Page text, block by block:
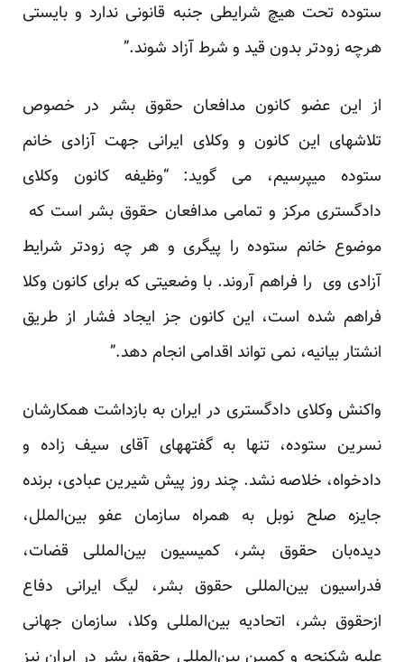
ستوده تحت هیچ شرایطی جنبه قانونی ندارد و بایستی
هرچه زودتر بدون قید و شرط آزاد شوند.”
از این عضو کانون مدافعان حقوق بشر در خصوص
تلاشهای این کانون و وکلای ایرانی جهت آزادی خانم
ستوده می­پرسیم، می گوید: “وظیفه کانون وکلای
دادگستری مرکز و تمامی مدافعان حقوق بشر است که
موضوع خانم ستوده را پیگری و هر چه زودتر شرایط
آزادی وی را فراهم آروند. با وضعیتی که برای کانون وکلا
فراهم شده است، این کانون جز ایجاد فشار از طریق
انشتار بیانیه، نمی تواند اقدامی انجام دهد.”
واکنش وکلای دادگستری در ایران به بازداشت همکارشان
نسرین ستوده، تنها به گفته­های آقای سیف زاده و
دادخواه، خلاصه نشد. چند روز پیش شیرین عبادی، برنده
جایزه صلح نوبل به همراه سازمان عفو بین‌الملل،
دیده‌بان حقوق بشر، کمیسیون بین‌المللی قضات،
فدراسیون بین‌المللی حقوق بشر، لیگ ایرانی دفاع
ازحقوق بشر، اتحادیه بین‌المللی وکلا، سازمان جهانی